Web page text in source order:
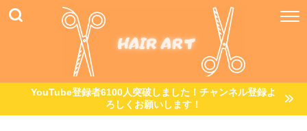
YouTube登録者6100人突破しました！チャンネル登録よ
ろしくお願いします！